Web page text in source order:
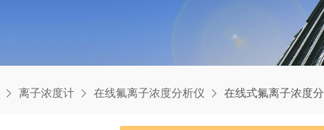
离子浓度计 在线氟离子浓度分析仪 在线式氟离子浓度分析仪固态膜电极